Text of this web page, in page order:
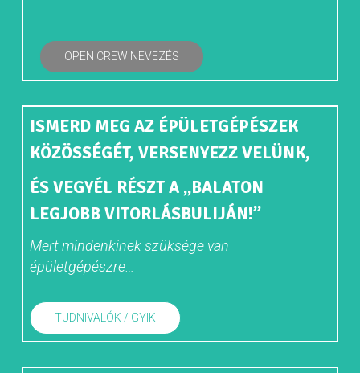
OPEN CREW NEVEZÉS
ISMERD MEG AZ ÉPÜLETGÉPÉSZEK
KÖZÖSSÉGÉT, VERSENYEZZ VELÜNK,
ÉS VEGYÉL RÉSZT A „BALATON
LEGJOBB VITORLÁSBULIJÁN!”
Mert mindenkinek szüksége van
épületgépészre…
TUDNIVALÓK / GYIK